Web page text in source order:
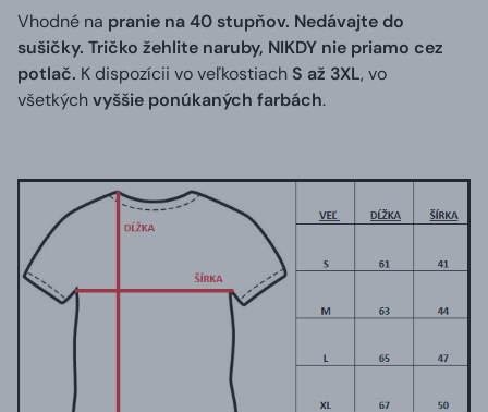
Vhodné na pranie na 40 stupňov. Nedávajte do
sušičky. Tričko žehlite naruby, NIKDY nie priamo cez
potlač. K dispozícii vo veľkostiach S až 3XL, vo
všetkýchvyššie ponúkaných farbách.